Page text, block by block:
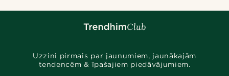
Uzzini pirmais par jaunumiem, jaunākajām
tendencēm & īpašajiem piedāvājumiem.